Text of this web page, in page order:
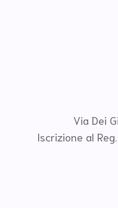
Via Dei
Iscrizione al